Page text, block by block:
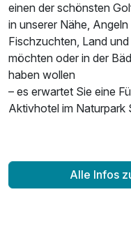
einen der schönsten
in unserer Nähe,
Fischzuchten, Land
möchten oder in der
haben wollen
– es erwartet Sie eine
Aktivhotel im Naturpark
Alle Infos